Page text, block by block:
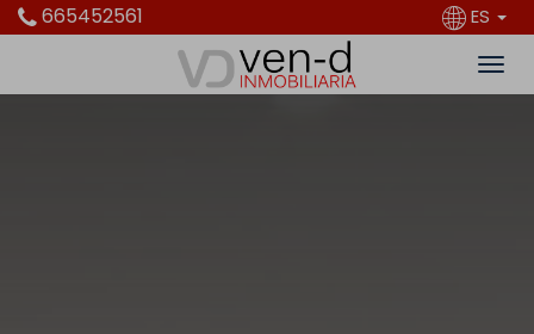
665452561 ES